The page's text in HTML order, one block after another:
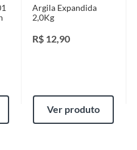
Argila Expandida
2,0Kg
R$ 12,90
Ver produto